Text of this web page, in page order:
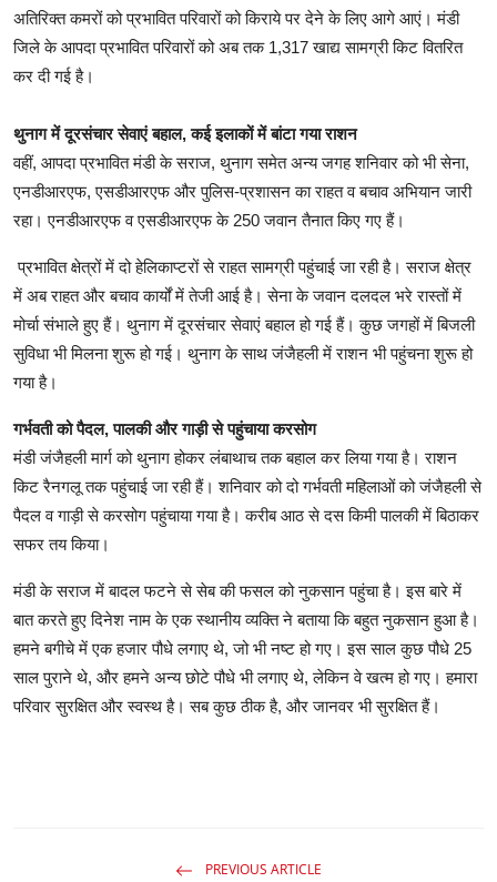
अतिरिक्त कमरों को प्रभावित परिवारों को किराये पर देने के लिए आगे आएं। मंडी
जिले के आपदा प्रभावित परिवारों को अब तक 1,317 खाद्य सामग्री किट वितरित
कर दी गई है।
थुनाग में दूरसंचार सेवाएं बहाल, कई इलाकों में बांटा गया राशन
वहीं, आपदा प्रभावित मंडी के सराज, थुनाग समेत अन्य जगह शनिवार को भी सेना,
एनडीआरएफ, एसडीआरएफ और पुलिस-प्रशासन का राहत व बचाव अभियान जारी
रहा। एनडीआरएफ व एसडीआरएफ के 250 जवान तैनात किए गए हैं।
प्रभावित क्षेत्रों में दो हेलिकाप्टरों से राहत सामग्री पहुंचाई जा रही है। सराज क्षेत्र
में अब राहत और बचाव कार्यों में तेजी आई है। सेना के जवान दलदल भरे रास्तों में
मोर्चा संभाले हुए हैं। थुनाग में दूरसंचार सेवाएं बहाल हो गई हैं। कुछ जगहों में बिजली
सुविधा भी मिलना शुरू हो गई। थुनाग के साथ जंजैहली में राशन भी पहुंचना शुरू हो
गया है।
गर्भवती को पैदल, पालकी और गाड़ी से पहुंचाया करसोग
मंडी जंजैहली मार्ग को थुनाग होकर लंबाथाच तक बहाल कर लिया गया है। राशन
किट रैनगलू तक पहुंचाई जा रही हैं। शनिवार को दो गर्भवती महिलाओं को जंजैहली से
पैदल व गाड़ी से करसोग पहुंचाया गया है। करीब आठ से दस किमी पालकी में बिठाकर
सफर तय किया।
मंडी के सराज में बादल फटने से सेब की फसल को नुकसान पहुंचा है। इस बारे में
बात करते हुए दिनेश नाम के एक स्थानीय व्यक्ति ने बताया कि बहुत नुकसान हुआ है।
हमने बगीचे में एक हजार पौधे लगाए थे, जो भी नष्ट हो गए। इस साल कुछ पौधे 25
साल पुराने थे, और हमने अन्य छोटे पौधे भी लगाए थे, लेकिन वे खत्म हो गए। हमारा
परिवार सुरक्षित और स्वस्थ है। सब कुछ ठीक है, और जानवर भी सुरक्षित हैं।
PREVIOUS ARTICLE